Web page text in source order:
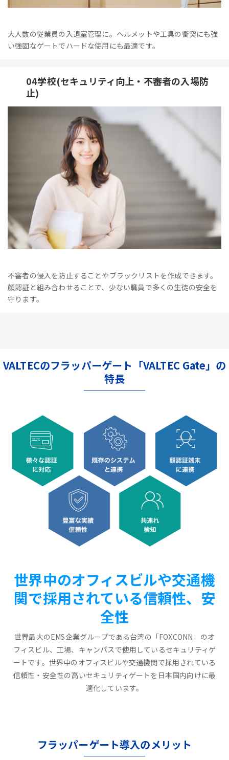
大人数の従業員の入退室管理に。ヘルメットや工具の衝突にも強
い強固なゲートでハードな使用にも最適です。
04学校(セキュリティ向上・不審者の入場防
止)
不審者の侵入を防止することやブラックリストを作成できます。
顔認証と組み合わせることで、少ない職員で多くの生徒の安全を
守ります。
VALTECのフラッパーゲート「VALTEC Gate」の
特長
世界中のオフィスビルや交通機
関で採用されている信頼性、安
全性
世界最大のEMS企業グループである台湾の「FOXCONN」のオ
フィスビル、工場、キャンパスで使用しているセキュリティゲ
ートです。世界中のオフィスビルや交通機関で採用されている
信頼性・安全性の高いセキュリティゲートを日本国内向けに最
適化しています。
フラッパーゲート導入のメリット